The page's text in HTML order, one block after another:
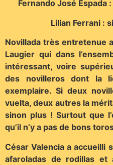
Fernando José Espada
Lilian Ferrani :
Novillada très entretenue
Laugier qui dans
intéressant, voire
des novilleros dont la
exemplaire. Si deux
vuelta, deux autres la
sinon plus ! Surtout que
qu’il n’y a pas de bons
César Valencia a accueilli
afaroladas de rodillas